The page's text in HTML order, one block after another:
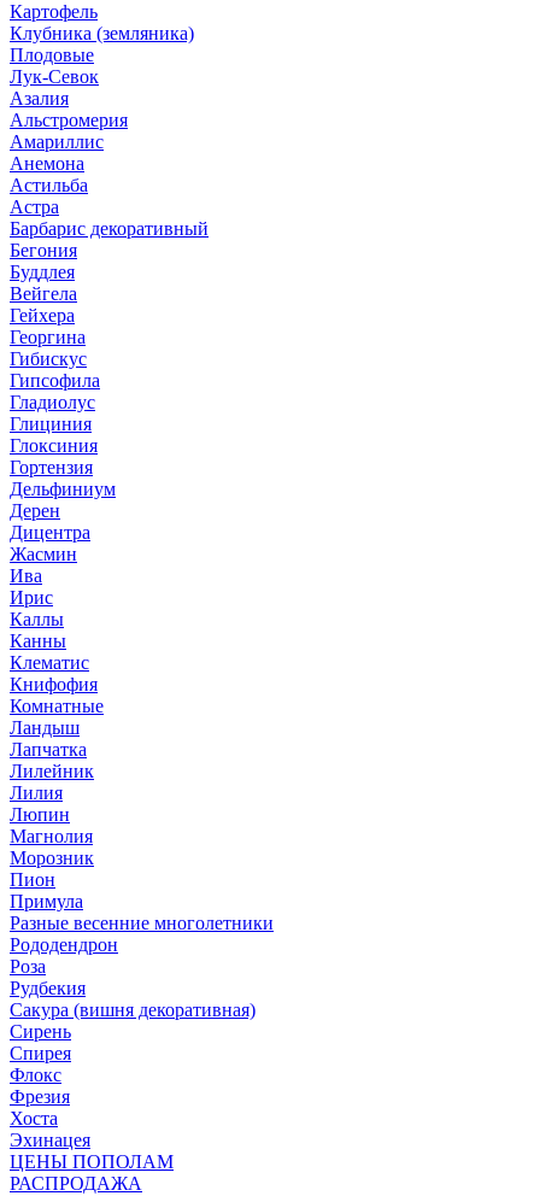
Картофель
Клубника (земляника)
Плодовые
Лук-Севок
Азалия
Альстромерия
Амариллис
Анемона
Астильба
Астра
Барбарис декоративный
Бегония
Буддлея
Вейгела
Гейхера
Георгина
Гибискус
Гипсофила
Гладиолус
Глициния
Глоксиния
Гортензия
Дельфиниум
Дерен
Дицентра
Жасмин
Ива
Ирис
Каллы
Канны
Клематис
Книфофия
Комнатные
Ландыш
Лапчатка
Лилейник
Лилия
Люпин
Магнолия
Морозник
Пион
Примула
Разные весенние многолетники
Рододендрон
Роза
Рудбекия
Сакура (вишня декоративная)
Сирень
Спирея
Флокс
Фрезия
Хоста
Эхинацея
ЦЕНЫ ПОПОЛАМ
РАСПРОДАЖА